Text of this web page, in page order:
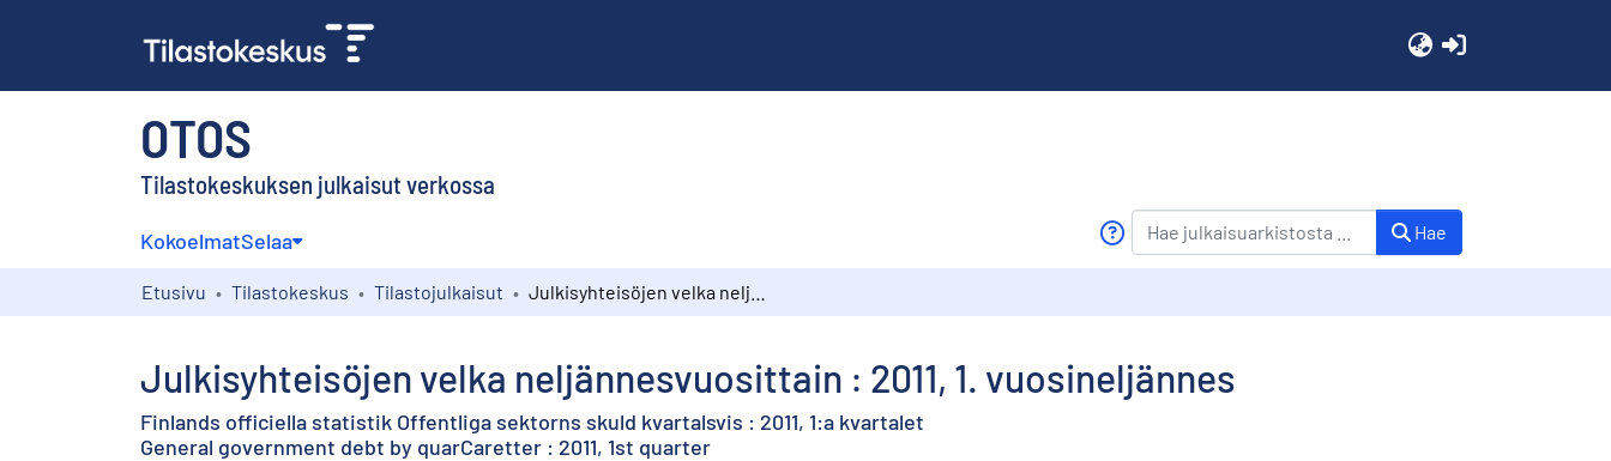
OTOS
Tilastokeskuksen julkaisut verkossa
KokoelmatSelaa Hae
Etusivu Tilastokeskus Tilastojulkaisut
Julkisyhteisöjen velka neljännesvuosittain : 2011, 1. vuosineljännes
Finlands officiella statistik Offentliga sektorns skuld kvartalsvis : 2011, 1:a kvartalet
General government debt by quarCaretter : 2011, 1st quarter